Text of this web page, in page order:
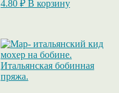
4.80 ₽ В корзину